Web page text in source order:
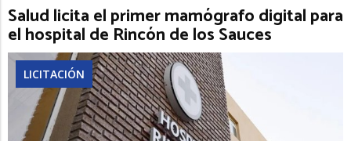
Salud licita el primer mamógrafo digital para
el hospital de Rincón de los Sauces
LICITACIÓN